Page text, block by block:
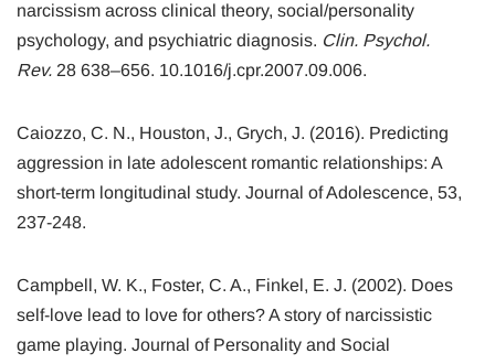
narcissism across clinical theory, social/personality
psychology, and psychiatric diagnosis. Clin. Psychol.
Rev. 28 638–656. 10.1016/j.cpr.2007.09.006.
Caiozzo, C. N., Houston, J., Grych, J. (2016). Predicting
aggression in late adolescent romantic relationships: A
short-term longitudinal study. Journal of Adolescence, 53,
237-248.
Campbell, W. K., Foster, C. A., Finkel, E. J. (2002). Does
self-love lead to love for others? A story of narcissistic
game playing. Journal of Personality and Social